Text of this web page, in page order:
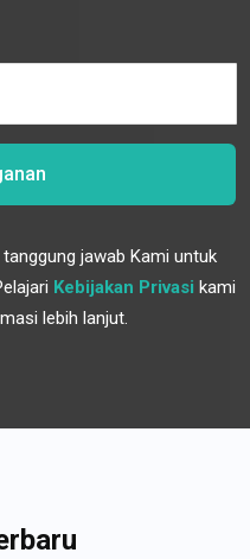
jawab Kami untuk
Kebijakan Privasi kami
lebih lanjut.